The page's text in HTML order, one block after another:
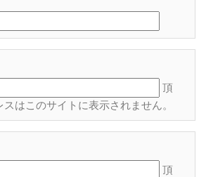
頂
スはこのサイトに表示されません。
頂